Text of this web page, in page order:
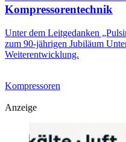
Kompressorentechnik
Unter dem Leitgedanken
zum 90-jährigen Jubiläum
Weiterentwicklung.
Kompressoren
Anzeige